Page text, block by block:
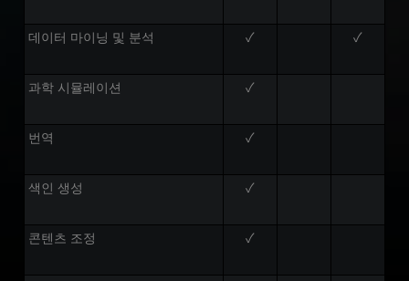
데이터 마이닝 및 분석 ✓ ✓
과학 시뮬레이션 ✓
번역 ✓
색인 생성 ✓
콘텐츠 조정 ✓